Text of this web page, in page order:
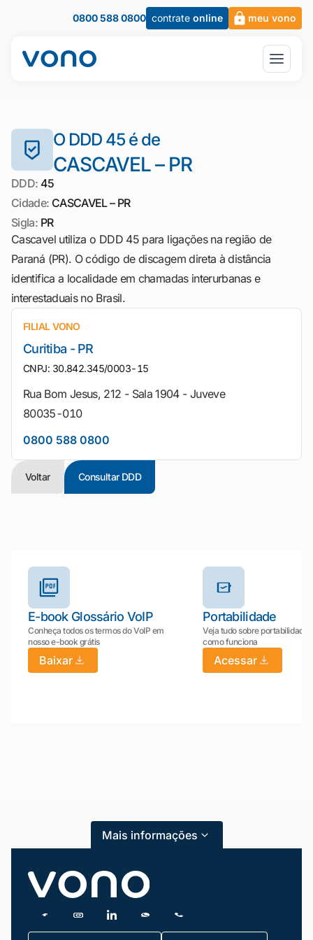
0800 588 0800 contrate online meu vono
O DDD 45 é de
CASCAVEL – PR
DDD: 45
Cidade: CASCAVEL – PR
Sigla: PR
Cascavel utiliza o DDD 45 para ligações na região de
Paraná (PR). O código de discagem direta à distância
identifica a localidade em chamadas interurbanas e
interestaduais no Brasil.
FILIAL VONO
Curitiba - PR
CNPJ: 30.842.345/0003-15
Rua Bom Jesus, 212 - Sala 1904 - Juveve
80035-010
0800 588 0800
Voltar Consultar DDD
E-book Glossário VoIP
Conheça todos os termos do VoIP em
nosso e-book grátis
Baixar
Portabilidade
Veja tudo sobre portabilidade:
como funciona
Acessar
Mais informações